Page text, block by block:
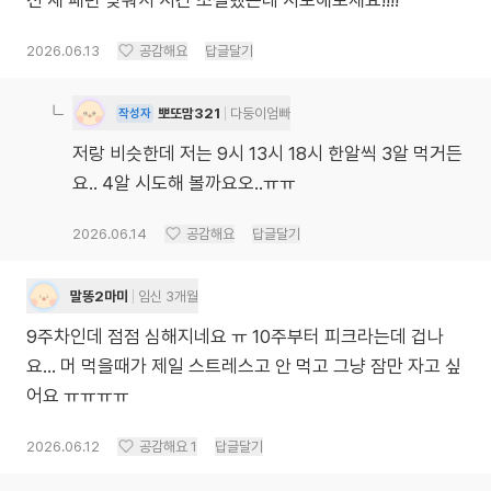
2026.06.13 공감해요 답글달기
작성자 뽀또맘321 다둥이엄빠
저랑 비슷한데 저는 9시 13시 18시 한알씩 3알 먹거든
요.. 4알 시도해 볼까요오..ㅠㅠ
2026.06.14 공감해요 답글달기
말똥2마미 임신 3개월
9주차인데 점점 심해지네요 ㅠ 10주부터 피크라는데 겁나
요... 머 먹을때가 제일 스트레스고 안 먹고 그냥 잠만 자고 싶
어요 ㅠㅠㅠㅠ
2026.06.12 공감해요 1 답글달기